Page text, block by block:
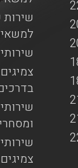
שירות